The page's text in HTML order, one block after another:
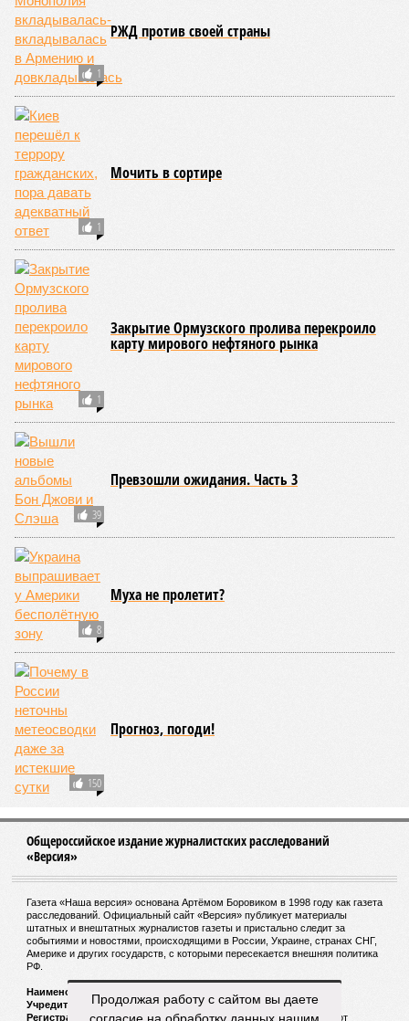
1
РЖД против своей страны
1
Мочить в сортире
1
Закрытие Ормузского пролива перекроило
карту мирового нефтяного рынка
39
Превзошли ожидания. Часть 3
8
Муха не пролетит?
150
Прогноз, погоди!
Общероссийское издание журналистских расследований
«Версия»
Газета «Наша версия» основана Артёмом Боровиком в 1998 году как газета
расследований. Официальный сайт «Версия» публикует материалы
штатных и внештатных журналистов газеты и пристально следит за
событиями и новостями, происходящими в России, Украине, странах СНГ,
Америке и других государств, с которыми пересекается внешняя политика
РФ.
Наименование:
Учредитель:
ООО «Версия»,Главный редактор:Горевой Р. Г.
Регистрационный номер Роскомнадзора:ЭЛ № ФС 77 - 72681 от
Продолжая работу с сайтом вы даете
согласие на обработку данных нашим